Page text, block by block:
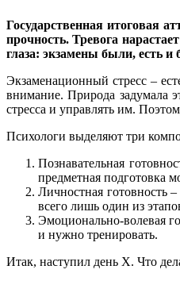
Государственная итоговая
прочность. Тревога
глаза: экзамены были, есть
Экзаменационный стресс –
внимание. Природа задумала
стресса и управлять им.
Психологи выделяют три
Познавательная
предметная подготовка
Личностная готовность
всего лишь один из
Эмоционально-волевая
и нужно тренировать.
Итак, наступил день Х. Что